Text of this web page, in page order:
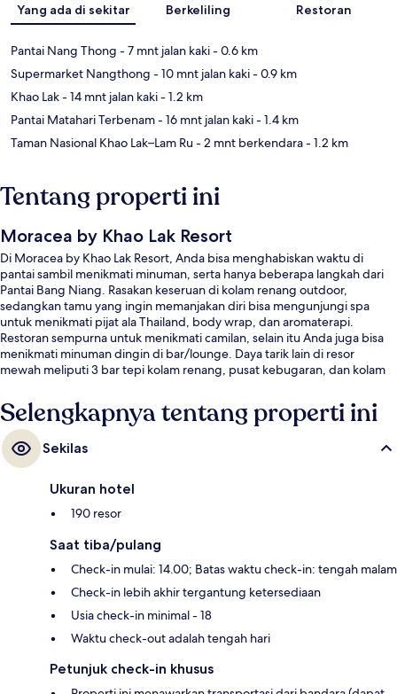
Yang ada di sekitar Berkeliling Restoran
Pantai Nang Thong - 7 mnt jalan kaki- 0.6 km
Supermarket Nangthong - 10 mnt jalan kaki- 0.9 km
Khao Lak- 14 mnt jalan kaki- 1.2 km
Pantai Matahari Terbenam- 16 mnt jalan kaki- 1.4 km
Taman Nasional Khao Lak–Lam Ru- 2 mnt berkendara- 1.2 km
Tentang properti ini
Moracea by Khao Lak Resort
Di Moracea by Khao Lak Resort, Anda bisa menghabiskan waktu di
pantai sambil menikmati minuman, serta hanya beberapa langkah dari
Pantai Bang Niang. Rasakan keseruan di kolam renang outdoor,
sedangkan tamu yang ingin memanjakan diri bisa mengunjungi spa
untuk menikmati pijat ala Thailand, body wrap, dan aromaterapi.
Restoran sempurna untuk menikmati camilan, selain itu Anda juga bisa
menikmati minuman dingin di bar/lounge. Daya tarik lain di resor
mewah meliputi 3 bar tepi kolam renang, pusat kebugaran, dan kolam
Selengkapnya tentang properti ini
Sekilas
Ukuran hotel
190 resor
Saat tiba/pulang
Check-in mulai: 14.00; Batas waktu check-in: tengah malam
Check-in lebih akhir tergantung ketersediaan
Usia check-in minimal - 18
Waktu check-out adalah tengah hari
Petunjuk check-in khusus